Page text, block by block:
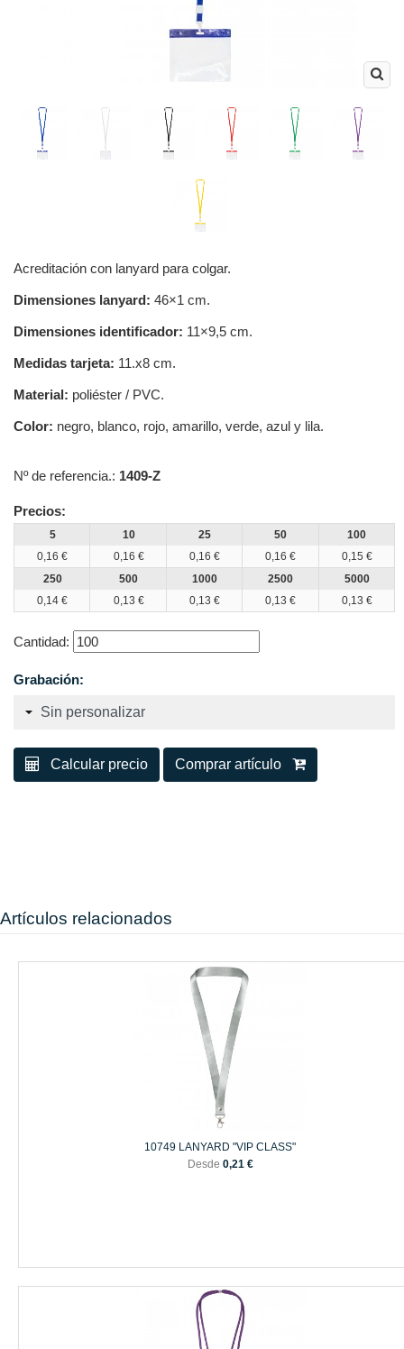
Acreditación con lanyard para colgar.
Dimensiones lanyard: 46×1 cm.
Dimensiones identificador: 11×9,5 cm.
Medidas tarjeta: 11.x8 cm.
Material: poliéster / PVC.
Color: negro, blanco, rojo, amarillo, verde, azul y lila.
Nº de referencia.: 1409-Z
Precios:
5
0,16 €
10
0,16 €
25
0,16 €
50
0,16 €
100
0,15 €
250
0,14 €
500
0,13 €
1000
0,13 €
2500
0,13 €
5000
0,13 €
Cantidad:
Grabación:
Calcular precio Comprar artículo
Artículos relacionados
10749 LANYARD "VIP CLASS"
Desde 0,21 €